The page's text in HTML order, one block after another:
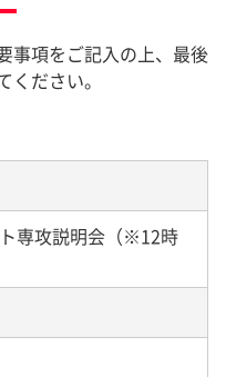
事項をご記入の上、最後
ださい。
専攻説明会（※12時